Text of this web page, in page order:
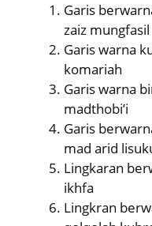
Garis
zaiz mungfasil
Garis warna
komariah
Garis warna
madthobi’i
Garis
mad arid
Lingkaran
ikhfa
Lingkran